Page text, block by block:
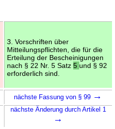
3. Vorschriften über
Mitteilungspflichten, die für die
Erteilung der Bescheinigungen
nach § 22 Nr. 5 Satz 5 und § 92
erforderlich sind.
nächste Fassung von § 99 →
nächste Änderung durch Artikel 1
→